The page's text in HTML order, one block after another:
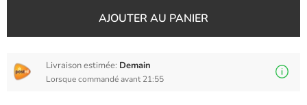
AJOUTER AU PANIER
Livraison estimée: Demain
Lorsque commandé avant 21:55